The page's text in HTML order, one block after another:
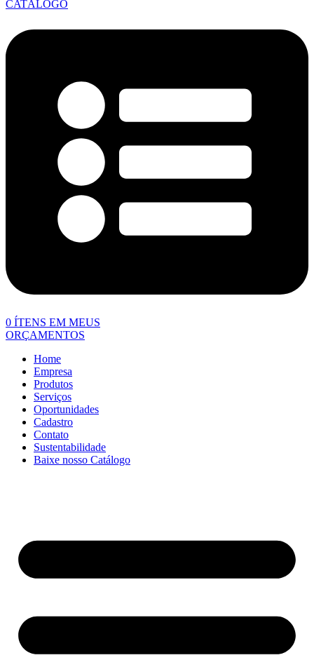
CATÁLOGO
0 ÍTENS EM MEUS
ORÇAMENTOS
Home
Empresa
Produtos
Serviços
Oportunidades
Cadastro
Contato
Sustentabilidade
Baixe nosso Catálogo